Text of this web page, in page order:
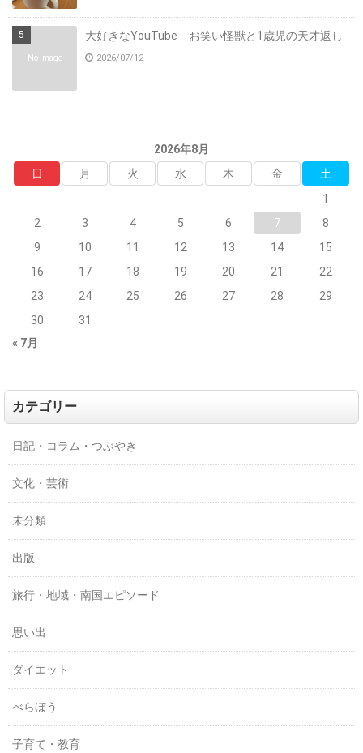
No Image
大好きなYouTube お笑い怪獣と1歳児の天才返し
2026/07/12
2026年8月
日
月 火 水 木 金
土
1
2
3 4 5 6 7
8
9
10 11 12 13 14
15
16
17 18 19 20 21
22
23
24 25 26 27 28
29
30
31
« 7月
カテゴリー
日記・コラム・つぶやき
文化・芸術
未分類
出版
旅行・地域・南国エピソード
思い出
ダイエット
べらぼう
子育て・教育